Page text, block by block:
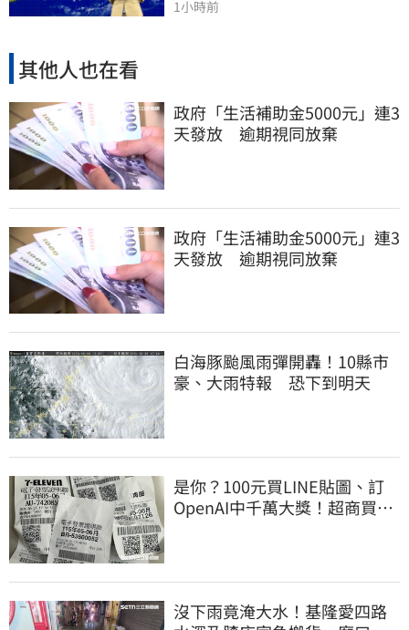
1小時前
其他人也在看
政府「生活補助金5000元」連3
天發放 逾期視同放棄
政府「生活補助金5000元」連3
天發放 逾期視同放棄
白海豚颱風雨彈開轟！10縣市
豪、大雨特報 恐下到明天
是你？100元買LINE貼圖、訂
OpenAI中千萬大獎！超商買10
沒下雨竟淹大水！基隆愛四路